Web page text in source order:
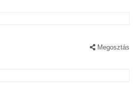
Megosztás